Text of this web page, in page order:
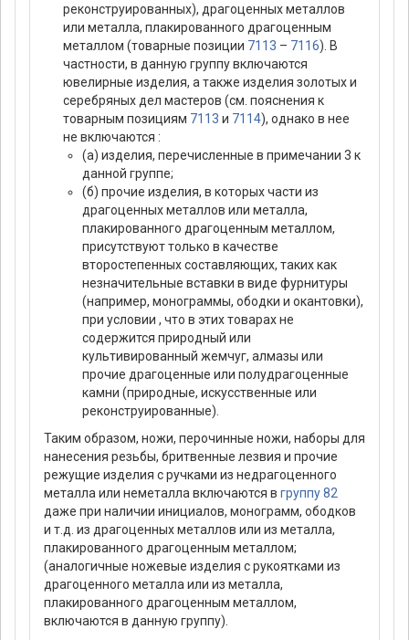
реконструированных), драгоценных металлов
или металла, плакированного драгоценным
металлом (товарные позиции 7113 – 7116). В
частности, в данную группу включаются
ювелирные изделия, а также изделия золотых и
серебряных дел мастеров (см. пояснения к
товарным позициям 7113 и 7114), однако в нее
не включаются :
(а) изделия, перечисленные в примечании 3 к
данной группе;
(б) прочие изделия, в которых части из
драгоценных металлов или металла,
плакированного драгоценным металлом,
присутствуют только в качестве
второстепенных составляющих, таких как
незначительные вставки в виде фурнитуры
(например, монограммы, ободки и окантовки),
при условии , что в этих товарах не
содержится природный или
культивированный жемчуг, алмазы или
прочие драгоценные или полудрагоценные
камни (природные, искусственные или
реконструированные).
Таким образом, ножи, перочинные ножи, наборы для
нанесения резьбы, бритвенные лезвия и прочие
режущие изделия с ручками из недрагоценного
металла или неметалла включаются в группу 82
даже при наличии инициалов, монограмм, ободков
и т.д. из драгоценных металлов или из металла,
плакированного драгоценным металлом;
(аналогичные ножевые изделия с рукоятками из
драгоценного металла или из металла,
плакированного драгоценным металлом,
включаются в данную группу).